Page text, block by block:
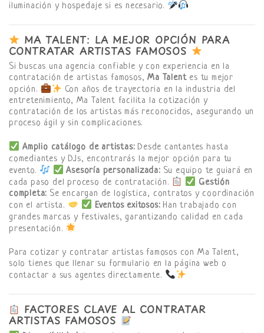
iluminación y hospedaje si es necesario.
MA TALENT: LA MEJOR OPCIÓN PARA
CONTRATAR ARTISTAS FAMOSOS
Si buscas una agencia confiable y con experiencia en la
contratación de artistas famosos,Ma Talentes tu mejor
opción.
Con años de trayectoria en la industria del
entretenimiento, Ma Talent facilita la cotización y
contratación de los artistas más reconocidos, asegurando un
proceso ágil y sin complicaciones.
Amplio catálogo de artistas:Desde cantantes hasta
comediantes y DJs, encontrarás la mejor opción para tu
evento.
Asesoría personalizada:Su equipo te guiará en
cada paso del proceso de contratación.
Gestión
completa: Se encargan de logística, contratos y coordinación
con el artista.
Eventos exitosos:Han trabajado con
grandes marcas y festivales, garantizando calidad en cada
presentación.
Para cotizar y contratar artistas famosos con Ma Talent,
solo tienes que llenar su formulario en la página web o
contactar a sus agentes directamente.
FACTORES CLAVE AL CONTRATAR
ARTISTAS FAMOSOS